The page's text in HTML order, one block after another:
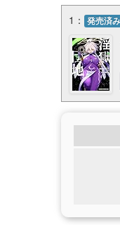
1： 発売済